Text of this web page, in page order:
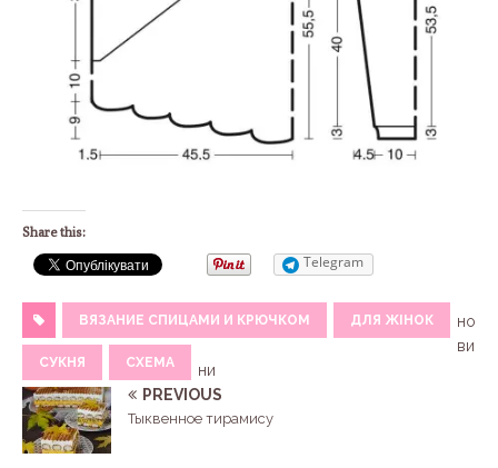
Share this:
Telegram
ВЯЗАНИЕ СПИЦАМИ И КРЮЧКОМ ДЛЯ ЖІНОК
СУКНЯ СХЕМА
но
ви
ни
PREVIOUS
Тыквенное тирамису